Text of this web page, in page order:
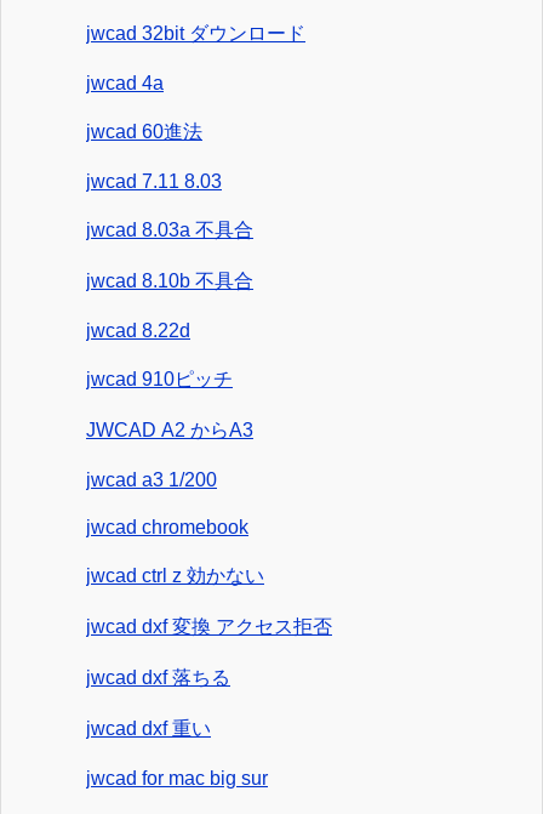
jwcad 32bit ダウンロード
jwcad 4a
jwcad 60進法
jwcad 7.11 8.03
jwcad 8.03a 不具合
jwcad 8.10b 不具合
jwcad 8.22d
jwcad 910ピッチ
JWCAD A2 からA3
jwcad a3 1/200
jwcad chromebook
jwcad ctrl z 効かない
jwcad dxf 変換 アクセス拒否
jwcad dxf 落ちる
jwcad dxf 重い
jwcad for mac big sur